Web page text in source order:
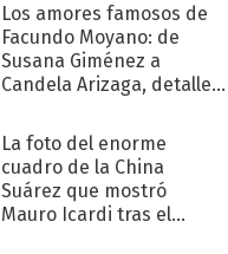
Los amores famosos de
Facundo Moyano: de
Susana Giménez a
Candela Arizaga, detalles
sentimental
La foto del enorme
cuadro de la China
Suárez que mostró
Mauro Icardi tras el